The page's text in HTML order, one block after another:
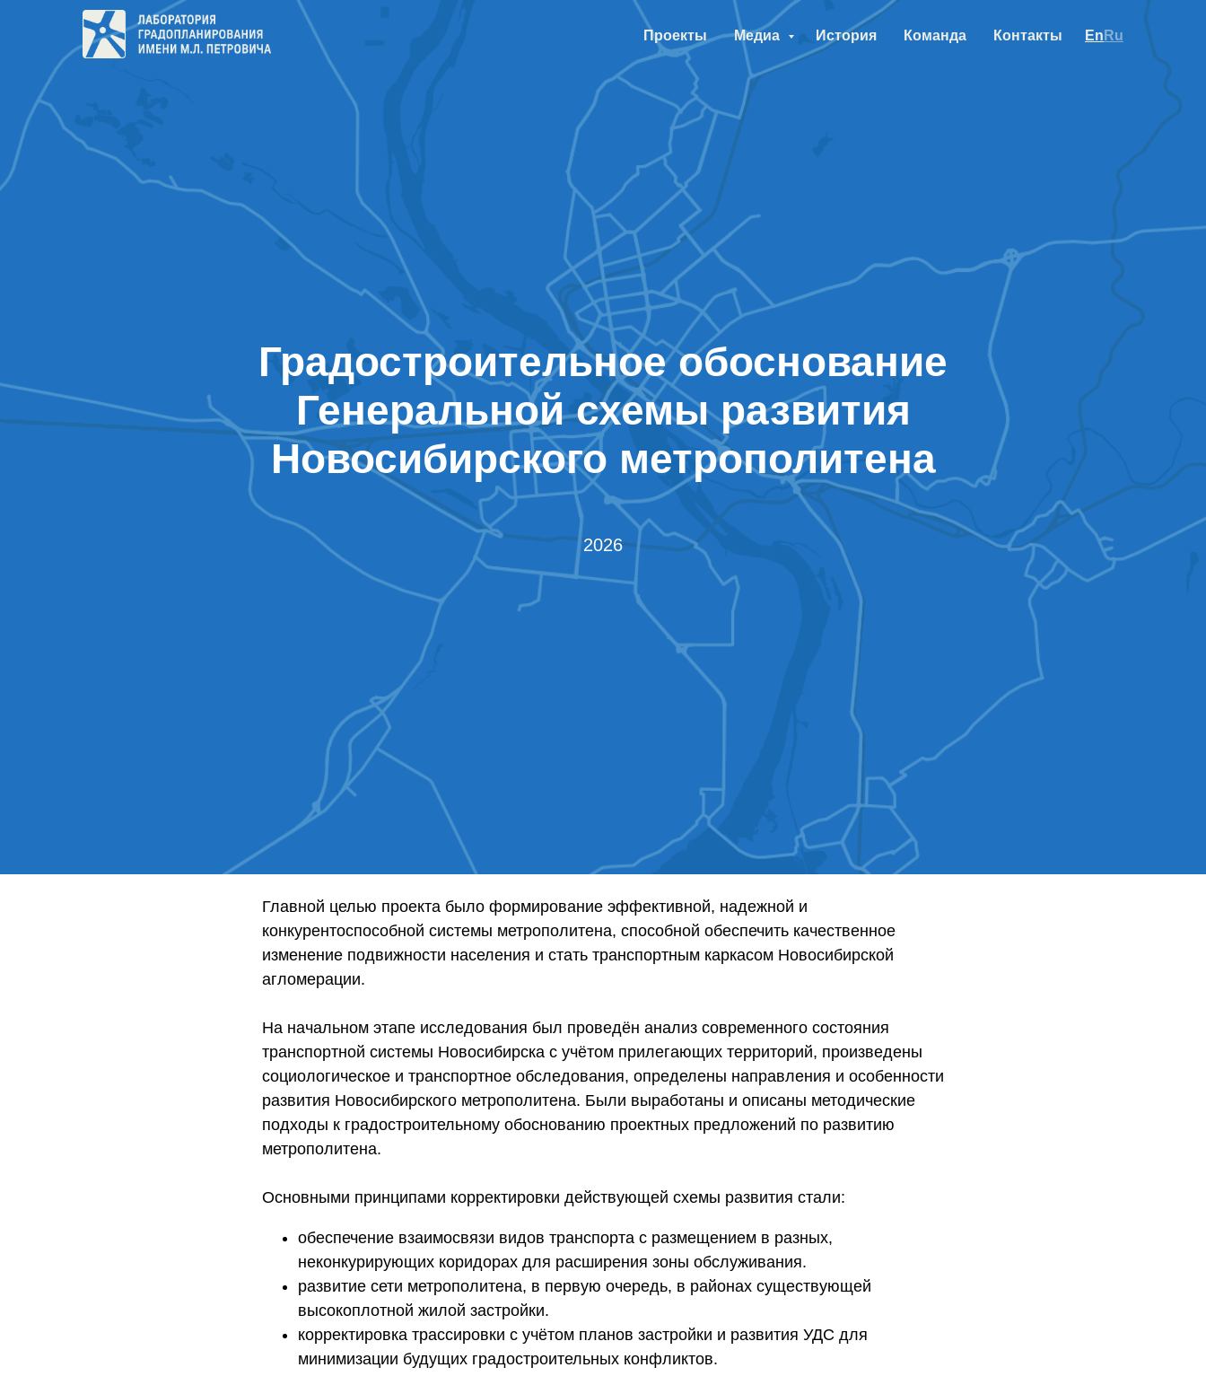
Проекты Медиа История Команда Контакты En Ru
Градостроительное обоснование
Генеральной схемы развития
Новосибирского метрополитена
2026
Главной целью проекта было формирование эффективной, надежной и
конкурентоспособной системы метрополитена, способной обеспечить качественное
изменение подвижности населения и стать транспортным каркасом Новосибирской
агломерации.
На начальном этапе исследования был проведён анализ современного состояния
транспортной системы Новосибирска с учётом прилегающих территорий, произведены
социологическое и транспортное обследования, определены направления и особенности
развития Новосибирского метрополитена. Были выработаны и описаны методические
подходы к градостроительному обоснованию проектных предложений по развитию
метрополитена.
Основными принципами корректировки действующей схемы развития стали:
обеспечение взаимосвязи видов транспорта с размещением в разных,
неконкурирующих коридорах для расширения зоны обслуживания.
развитие сети метрополитена, в первую очередь, в районах существующей
высокоплотной жилой застройки.
корректировка трассировки с учётом планов застройки и развития УДС для
минимизации будущих градостроительных конфликтов.